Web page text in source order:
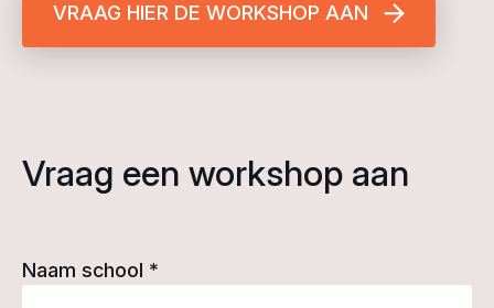
VRAAG HIER DE WORKSHOP AAN
Vraag een workshop aan
Naam school *